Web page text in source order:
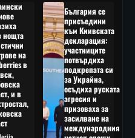
нощта
на
в
и в
България се
присъедини
към Киивската
декларация:
участниците
потвърдиха
подкрепата си
за Украйна,
осъдиха руската
агресия и
призоваха за
засилване на
международния